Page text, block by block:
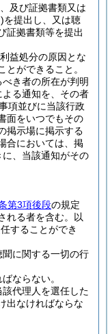
及び証拠書類又は
を提出し、又は聴
証拠書類等を提出
益処分の原因とな
ができること。
き者の所在が判明
よる通知を、その者
項並びに当該行政
面をいつでもその
掲示場に掲示する
合においては、掲
、当該通知がその
第3項後段の規定
れる者を含む。以
することができ
に関する一切の行
ならない。
代理人を選任した
出なければならな